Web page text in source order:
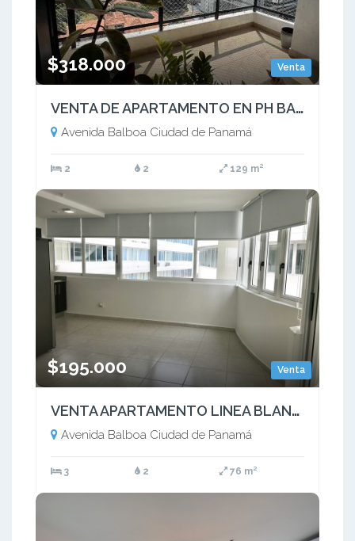
Venta
$318.000
VENTA DE APARTAMENTO EN PH BALBOA BAY BELLA VISTA 129m2 129
Avenida Balboa Ciudad de Panamá
2 2 129 m²
Venta
$195.000
VENTA APARTAMENTO LINEA BLANCA AVENIDA BALBOA
Avenida Balboa Ciudad de Panamá
3 2 76 m²